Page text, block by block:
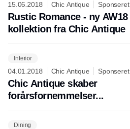
15.06.2018 Chic Antique Sponseret
Rustic Romance - ny AW18
kollektion fra Chic Antique
Interior
04.01.2018 Chic Antique Sponseret
Chic Antique skaber
forårsfornemmelser...
Dining